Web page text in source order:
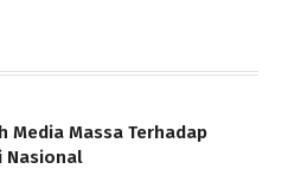
Media Massa Terhadap
Nasional